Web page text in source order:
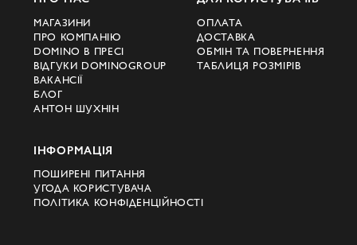
парки, пальта та ін.;
повсякденний одяг — трикотаж,
штани, сорочки, сукні та спідниці, шорти,
футболки та поло, толстовки та спортивні
костюми;
джинси та одяг із деніму;
ремені, шарфи, рукавички та капелюхи.
Особливо популярним є верхній одяг
MooRER, під час виробництва якого
МАГАЗИНИ
ПРО КОМПАНІЮ
DOMINO В ПРЕСІ
ВІДГУКИ DOMINOGROUP
ВАКАНСІЇ
БЛОГ
АНТОН ШУХНІН
ОПЛАТА
ДОСТАВКА
ОБМІН ТА ПОВЕРНЕННЯ
ТАБЛИЦЯ РОЗМІРІВ
ІНФОРМАЦІЯ
ПОШИРЕНІ ПИТАННЯ
УГОДА КОРИСТУВАЧА
ПОЛІТИКА КОНФІДЕНЦІЙНОСТІ